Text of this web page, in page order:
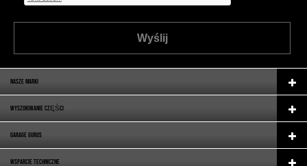
Wyślij
NASZE MARKI
WYSZUKIWANIE CZĘŚCI
GARAGE GURUS
WSPARCIE TECHNICZNE